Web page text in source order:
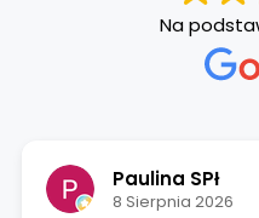
Na
Paulina SPł
8 Sierpnia 2026